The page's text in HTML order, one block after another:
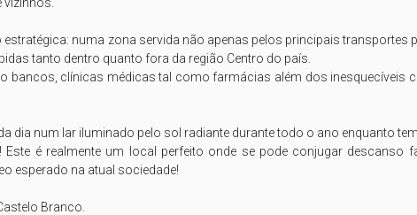
estratégica: numa zona servida não apenas pelos principais
tanto dentro quanto fora da região Centro do país.
bancos, clínicas médicas tal como farmácias além dos inesquecíveis
dia num lar iluminado pelo sol radiante durante todo o ano enquanto
é realmente um local perfeito onde se pode conjugar descanso
esperado na atual sociedade!
Branco.